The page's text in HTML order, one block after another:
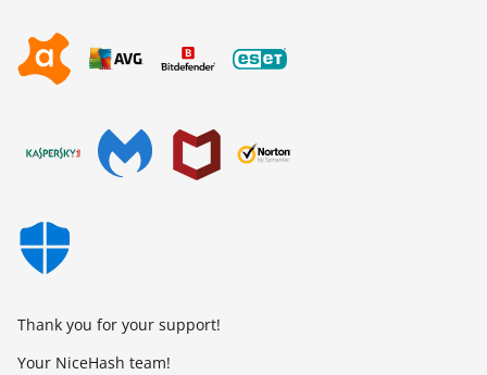
Thank you for your support!
Your NiceHash team!